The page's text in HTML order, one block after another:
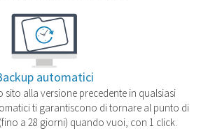
automatici
sito alla versione precedente in qualsiasi
ti garantiscono di tornare al punto di
a 28 giorni) quando vuoi, con 1 click.